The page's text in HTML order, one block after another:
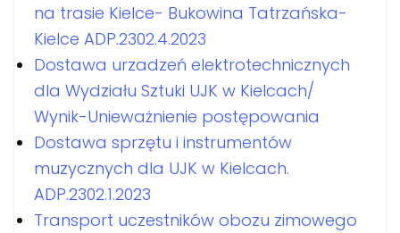
na trasie Kielce- Bukowina Tatrzańska-
Kielce ADP.2302.4.2023
Dostawa urzadzeń elektrotechnicznych
dla Wydziału Sztuki UJK w Kielcach/
Wynik-Unieważnienie postępowania
Dostawa sprzętu i instrumentów
muzycznych dla UJK w Kielcach.
ADP.2302.1.2023
Transport uczestników obozu zimowego